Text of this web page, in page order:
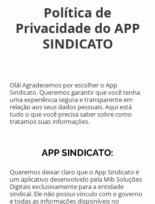
Política de
Privacidade do APP
SINDICATO
Olá! Agradecemos por escolher o App
Sindicato. Queremos garantir que você tenha
uma experiência segura e transparente em
relação aos seus dados pessoais. Aqui está
tudo o que você precisa saber sobre como
tratamos suas informações.
APP SINDICATO:
Queremos deixar claro que o App Sindicato é
um aplicativo desenvolvido pela Mib Soluções
Digitais exclusivamente para a entidade
sindical. Ele não possui vínculo com o governo
e todas as informações disponíveis no